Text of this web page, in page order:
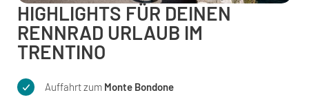
HIGHLIGHTS FÜR DEINEN
RENNRAD URLAUB IM
TRENTINO
Auffahrt zum Monte Bondone